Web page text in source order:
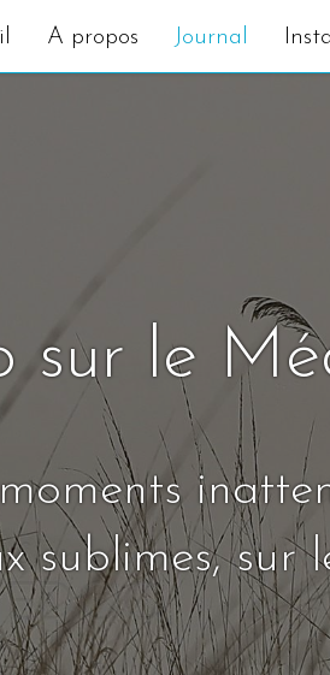
A propos Journal
sur le
sublimes, sur